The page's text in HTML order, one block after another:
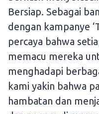
Bersiap. Sebagai
dengan kampanye
percaya bahwa
memacu mereka
menghadapi
kami yakin bahwa
hambatan dan